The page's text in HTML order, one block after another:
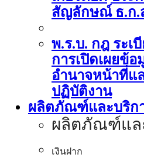
สัญลักษณ์ ธ.ก.
พ.ร.บ. กฎ ระเ
การเปิดเผยข้
อำนาจหน้าที่แ
ปฏิบัติงาน
ผลิตภัณฑ์และบริก
ผลิตภัณฑ์แล
เงินฝาก